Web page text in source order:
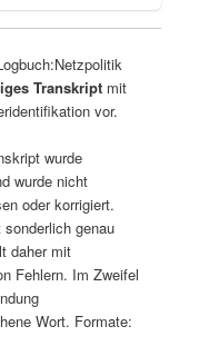
Transkriptmit
vor.
wurde
wurde nicht
oder korrigiert.
genau
daher mit
Fehlern. Im Zweifel
Wort. Formate: